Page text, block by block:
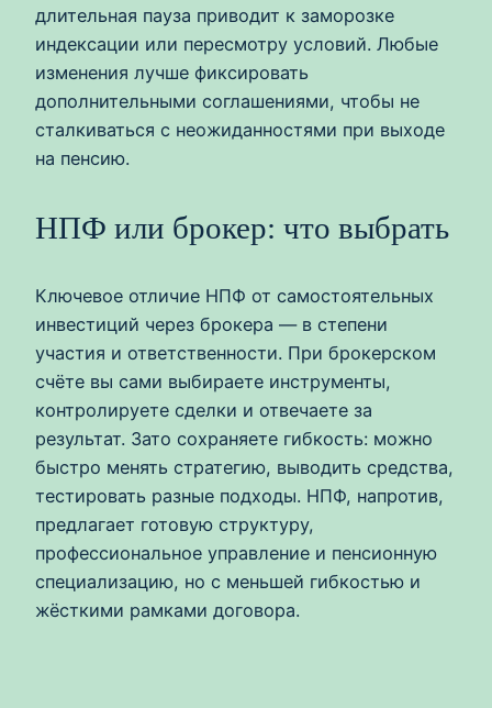
длительная пауза приводит к заморозке
индексации или пересмотру условий. Любые
изменения лучше фиксировать
дополнительными соглашениями, чтобы не
сталкиваться с неожиданностями при выходе
на пенсию.
НПФ или брокер: что выбрать
Ключевое отличие НПФ от самостоятельных
инвестиций через брокера — в степени
участия и ответственности. При брокерском
счёте вы сами выбираете инструменты,
контролируете сделки и отвечаете за
результат. Зато сохраняете гибкость: можно
быстро менять стратегию, выводить средства,
тестировать разные подходы. НПФ, напротив,
предлагает готовую структуру,
профессиональное управление и пенсионную
специализацию, но с меньшей гибкостью и
жёсткими рамками договора.